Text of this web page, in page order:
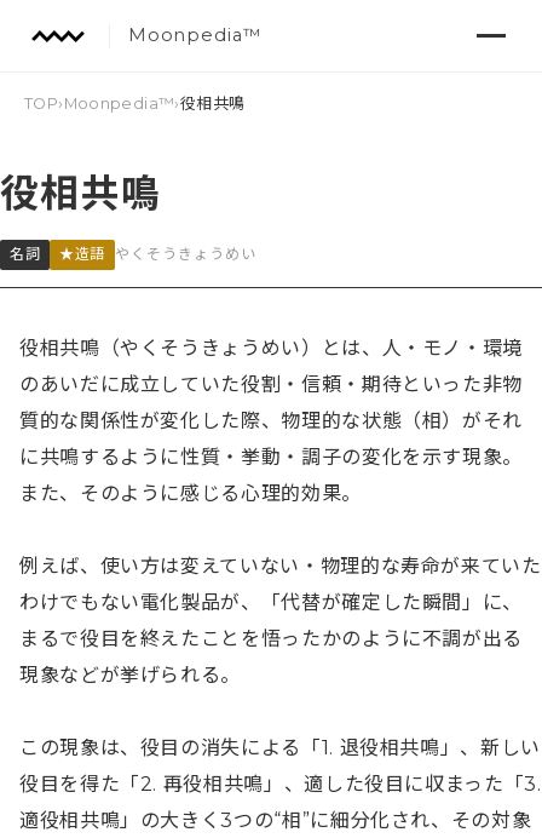
Moonpedia™
TOP› Moonpedia™›役相共鳴
役相共鳴
名詞 ★造語 やくそうきょうめい
役相共鳴（やくそうきょうめい）とは、人・モノ・環境
のあいだに成立していた役割・信頼・期待といった非物
質的な関係性が変化した際、物理的な状態（相）がそれ
に共鳴するように性質・挙動・調子の変化を示す現象。
また、そのように感じる心理的効果。
例えば、使い方は変えていない・物理的な寿命が来ていた
わけでもない電化製品が、「代替が確定した瞬間」に、
まるで役目を終えたことを悟ったかのように不調が出る
現象などが挙げられる。
この現象は、役目の消失による「1. 退役相共鳴」、新しい
役目を得た「2. 再役相共鳴」、適した役目に収まった「3.
適役相共鳴」の大きく3つの“相”に細分化され、その対象